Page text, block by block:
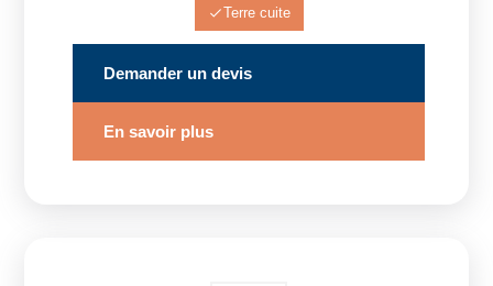
Terre cuite
Demander un devis
En savoir plus